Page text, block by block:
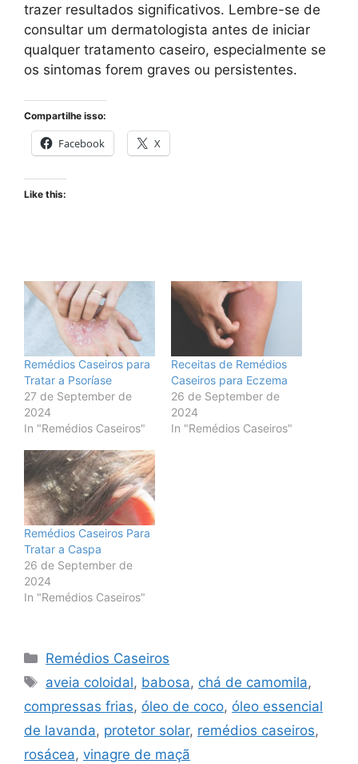
trazer resultados significativos. Lembre-se de
consultar um dermatologista antes de iniciar
qualquer tratamento caseiro, especialmente se
os sintomas forem graves ou persistentes.
Compartilhe isso:
Facebook X
Like this:
Remédios Caseiros para
Tratar a Psoríase
27 de September de
2024
In "Remédios Caseiros"
Receitas de Remédios
Caseiros para Eczema
26 de September de
2024
In "Remédios Caseiros"
Remédios Caseiros Para
Tratar a Caspa
26 de September de
2024
In "Remédios Caseiros"
Categories
Remédios Caseiros
Tags
aveia coloidal, babosa, chá de camomila,
compressas frias, óleo de coco, óleo essencial
de lavanda, protetor solar, remédios caseiros,
rosácea, vinagre de maçã